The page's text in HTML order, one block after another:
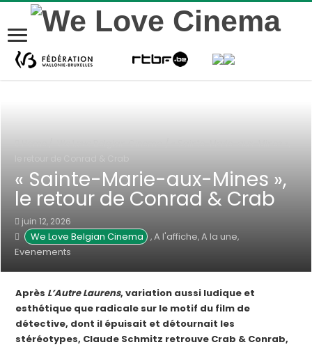
« Sainte-Marie-aux-Mines »,
le retour de Conrad & Crab
juin 12, 2026
We Love Belgian Cinema ,A l'affiche,A la une,
Evenements
Après L’Autre Laurens, variation aussi ludique et
esthétique que radicale sur le motif du film de
détective, dont il épuisait et détournait les
stéréotypes, Claude Schmitz retrouve Crab & Conrab,